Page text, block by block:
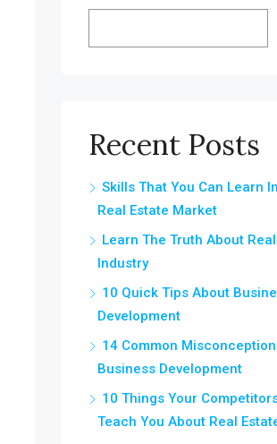
Recent Posts
Skills That You Can Learn
Real Estate Market
Learn The Truth About
Industry
10 Quick Tips About
Development
14 Common
Business Development
10 Things Your
Teach You About Real